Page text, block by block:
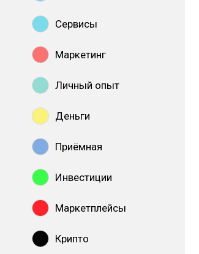
Сервисы
Маркетинг
Личный опыт
Деньги
Приёмная
Инвестиции
Маркетплейсы
Крипто